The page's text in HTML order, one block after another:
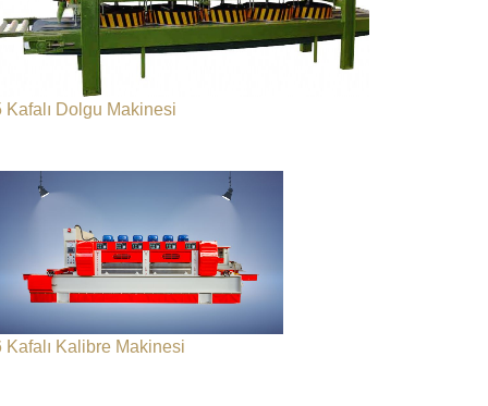
Kafalı Dolgu Makinesi
Kafalı Kalibre Makinesi